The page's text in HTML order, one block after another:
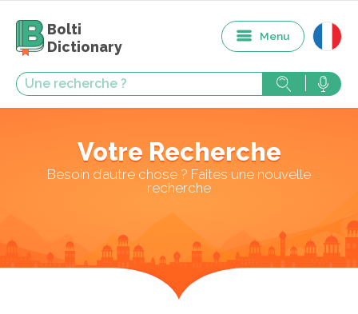
Bolti
Dictionary
Menu
Votre Recherche
Besoin d’autre chose ? Faites une nouvelle
recherche